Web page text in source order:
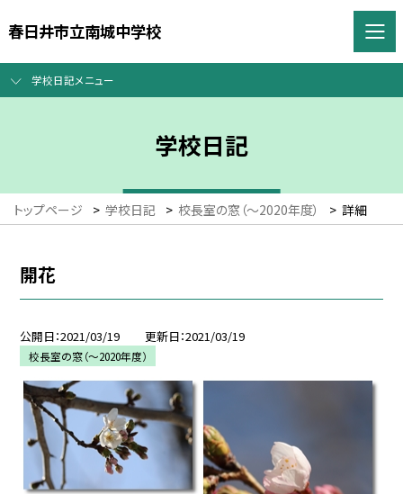
春日井市立南城中学校
学校日記メニュー
学校日記
トップページ > 学校日記 > 校長室の窓（〜2020年度） > 詳細
開花
公開日 2021/03/19 更新日 2021/03/19
校長室の窓（〜2020年度）